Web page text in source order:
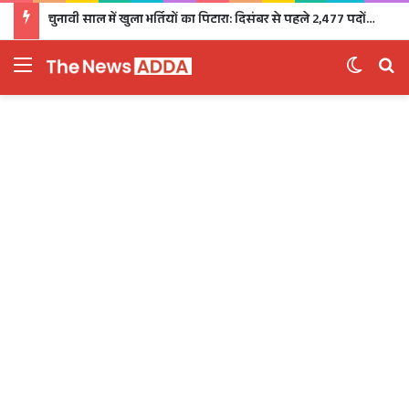
चुनावी साल में खुला भर्तियों का पिटारा: दिसंबर से पहले 2,477 पदों पर भर्ती, 1,470 पदों की परीक्षा भी होगी
Menu